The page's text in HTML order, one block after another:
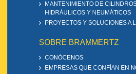
MANTENIMIENTO DE
HIDRÁULICOS Y NEUMÁTICOS
PROYECTOS Y SOLUCIONES A
SOBRE BRAMMERTZ
CONÓCENOS
EMPRESAS QUE CONFÍAN EN